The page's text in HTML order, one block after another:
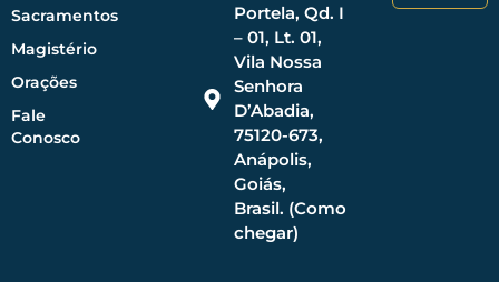
Sacramentos
Magistério
Orações
Fale
Conosco
Portela, Qd. I
– 01, Lt. 01,
Vila Nossa
Senhora
D’Abadia,
75120-673,
Anápolis,
Goiás,
Brasil. (Como
chegar)